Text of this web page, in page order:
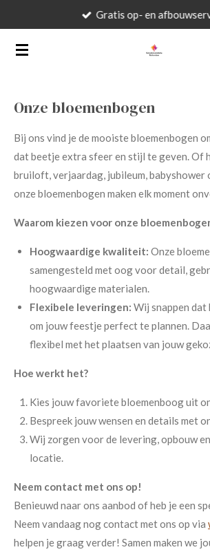
naar
Gratis op- en
Onze bloemenbogen
Bij ons vind je de mooiste bloemenbogen
dat beetje extra sfeer en stijl te geven. Of
bruiloft, verjaardag, jubileum,
onze bloemenbogen maken elk moment
Waarom kiezen voor onze
Hoogwaardige kwaliteit: Onze
samengesteld met oog voor detail,
hoogwaardige materialen.
Flexibele leveringen: Wij snappen dat
om jouw feestje perfect te plannen.
flexibel met het plaatsen van jouw
Hoe werkt het?
Kies jouw favoriete bloemenboog uit
Bespreek jouw wensen en details met
Wij zorgen voor de levering, opbouw
locatie.
Neem contact met ons op!
Benieuwd naar ons aanbod of heb je een
Neem vandaag nog contact met ons op via
helpen je graag verder! Samen maken we